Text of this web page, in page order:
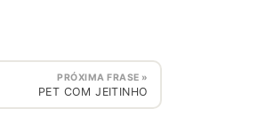
PRÓXIMA FRASE »
PET COM JEITINHO